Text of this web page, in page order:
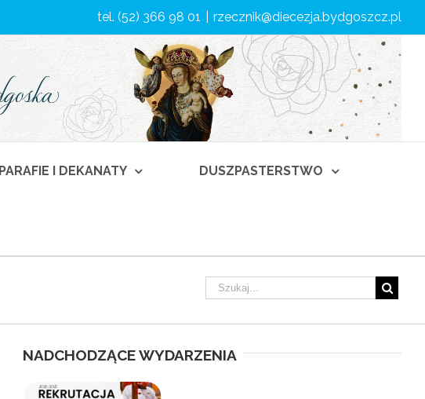
tel. (52) 366 98 01 rzecznik@diecezja.bydgoszcz.pl
PARAFIE I DEKANATY DUSZPASTERSTWO
NADCHODZĄCE WYDARZENIA